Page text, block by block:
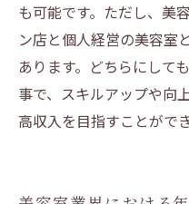
も可能です。ただし、美
ン店と個人経営の美容室
あります。どちらにして
事で、スキルアップや向
高収入を目指すことがで